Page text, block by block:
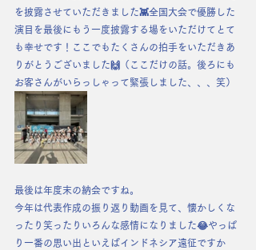
を披露させていただきました👾全国大会で優勝した
演目を最後にもう一度披露する場をいただけてとて
も幸せです！ここでもたくさんの拍手をいただきあ
りがとうございました🙌（ここだけの話。後ろにも
お客さんがいらっしゃって緊張しました、、、笑）
最後は年度末の納会ですね。
今年は代表作成の振り返り動画を見て、懐かしくな
ったり笑ったりいろんな感情になりました😂やっぱ
り一番の思い出といえばインドネシア遠征ですか